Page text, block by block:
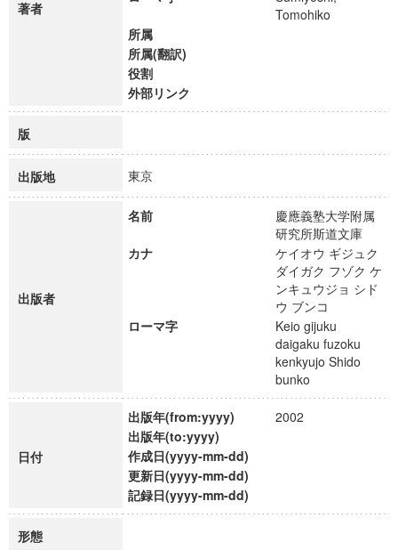
著者
Tomohiko
所属
所属(翻訳)
役割
外部リンク
版
出版地 東京
出版者
名前
慶應義塾大学附属
研究所斯道文庫
カナ
ケイオウ ギジュク
ダイガク フゾク ケ
ンキュウジョ シド
ウ ブンコ
ローマ字
Keio gijuku
daigaku fuzoku
kenkyujo Shido
bunko
日付
出版年(from:yyyy)
2002
出版年(to:yyyy)
作成日(yyyy-mm-dd)
更新日(yyyy-mm-dd)
記録日(yyyy-mm-dd)
形態